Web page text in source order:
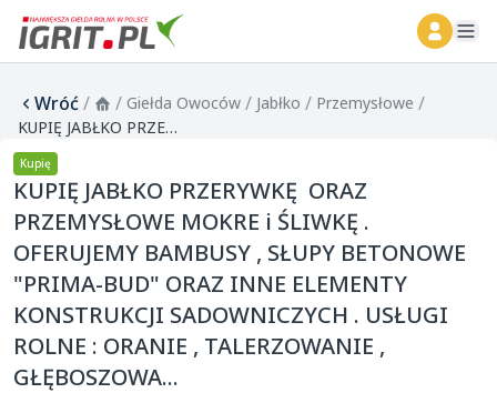
Wróć/ / Giełda Owoców / Jabłko / Przemysłowe /
KUPIĘ JABŁKO PRZERYWKĘ ORAZ PRZEMYSŁOWE MOKRE i ŚLIWKĘ . OFERUJEMY BAMBUSY , SŁUPY BETONOWE "PRIMA-BUD" ORAZ INNE ELEMENTY KONSTRUKCJI SADOWNICZYCH . USŁUGI ROLNE : ORANIE , TALERZOWANIE , GŁĘBOSZOWA...
Kupię
KUPIĘ JABŁKO PRZERYWKĘ ORAZ
PRZEMYSŁOWE MOKRE i ŚLIWKĘ .
OFERUJEMY BAMBUSY , SŁUPY BETONOWE
"PRIMA-BUD" ORAZ INNE ELEMENTY
KONSTRUKCJI SADOWNICZYCH . USŁUGI
ROLNE : ORANIE , TALERZOWANIE ,
GŁĘBOSZOWA...